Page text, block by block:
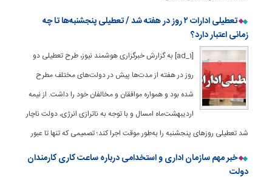
تعطیلی ادارات ۲ روز در هفته شد / تعطیلی پنجشنبه‌ها تا چه
زمانی اعتبار دارد؟
[ad_1] به گزارش خبرگزاری هوشمند نیوز، طرح تعطیلی دو
روز در هفته از مدت‌ها پیش در دولت‌های مختلف مطرح
شده بود و همواره موافقان و مخالفان خود را داشت. از نیمه
اردیبهشت‌ماه امسال و با توجه به ناترازی انرژی، دولت ناچار
شد تعطیلی روزهای پنجشنبه را به‌طور موقت اجرا کند؛ تصمیمی که تنها تا عبور
خبر مهم سازمان اداری و استخدامی درباره ساعت کاری کارمندان
دولت